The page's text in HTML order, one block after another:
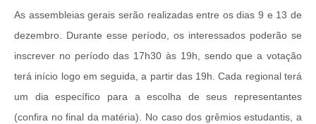
As assembleias gerais serão realizadas entre os dias 9 e 13 de
dezembro. Durante esse período, os interessados poderão se
inscrever no período das 17h30 às 19h, sendo que a votação
terá início logo em seguida, a partir das 19h. Cada regional terá
um dia específico para a escolha de seus representantes
(confira no final da matéria). No caso dos grêmios estudantis, a